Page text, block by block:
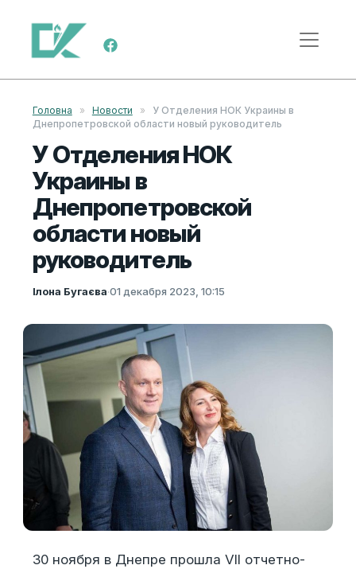
Перейти к содержимому
Меню навигации
Головна » Новости »
У Отделения НОК Украины в
Днепропетровской области новый руководитель
У Отделения НОК
Украины в
Днепропетровской
области новый
руководитель
Ілона Бугаєва·01 декабря 2023, 10:15
30 ноября в Днепре прошла VII отчетно-